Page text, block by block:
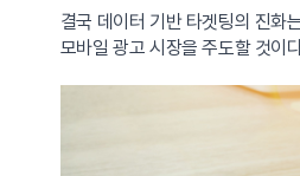
결국 데이터 기반 타겟팅의 진화
모바일 광고 시장을 주도할 것이